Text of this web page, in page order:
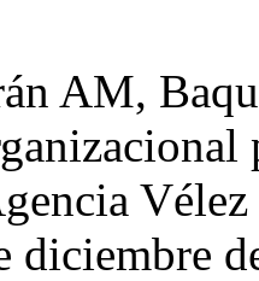
AM,
diciembre